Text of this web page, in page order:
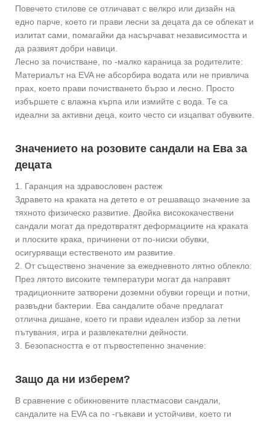
Повечето стилове се отличават с велкро или дизайн на
едно парче, което ги прави лесни за децата да се облекат и
излитат сами, помагайки да насърчават независимостта и
да развият добри навици.
Лесно за почистване, по -малко караница за родителите:
Материалът на EVA не абсорбира водата или не привлича
прах, което прави почистването бързо и лесно. Просто
избършете с влажна кърпа или измийте с вода. Те са
идеални за активни деца, които често си изцапват обувките.
Значението на розовите сандали на Ева за
децата
1. Гаранция на здравословен растеж
Здравето на краката на детето е от решаващо значение за
тяхното физическо развитие. Двойка висококачествени
сандали могат да предотвратят деформациите на краката
и плоските крака, причинени от по-ниски обувки,
осигуряващи естественото им развитие.
2. От съществено значение за ежедневното лятно облекло:
През лятото високите температури могат да направят
традиционните затворени доземни обувки горещи и потни,
развъдни бактерии. Ева сандалите обаче предлагат
отлична дишане, което ги прави идеален избор за летни
пътувания, игра и развлекателни дейности.
3. Безопасността е от първостепенно значение:
Защо да ни изберем?
В сравнение с обикновените пластмасови сандали,
сандалите на EVA са по -гъвкави и устойчиви, което ги